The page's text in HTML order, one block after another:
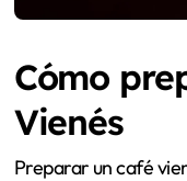
Cómo
Vienés
Preparar un café